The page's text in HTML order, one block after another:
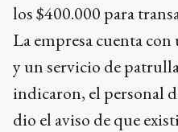
los $400.000 para
La empresa cuenta
y un servicio de
indicaron, el personal
dio el aviso de que